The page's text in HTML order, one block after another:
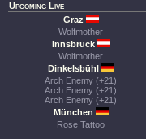
Upcoming Live
Graz
Wolfmother
Innsbruck
Wolfmother
Dinkelsbühl
Arch Enemy (+21)
Arch Enemy (+21)
Arch Enemy (+21)
München
Rose Tattoo